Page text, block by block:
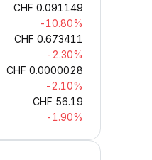
CHF 0.091149
-10.80%
CHF 0.673411
-2.30%
CHF 0.0000028
-2.10%
CHF 56.19
-1.90%